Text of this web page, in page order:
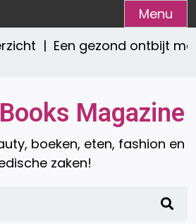
Menu
| Een gezond ontbijt
Magazine
boeken, eten, fashion en
zaken!